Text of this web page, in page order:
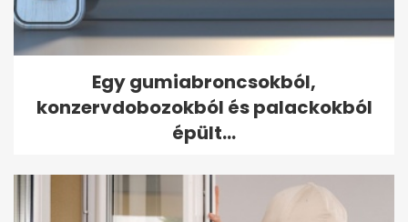
Egy gumiabroncsokból,
konzervdobozokból és palackokból
épült...